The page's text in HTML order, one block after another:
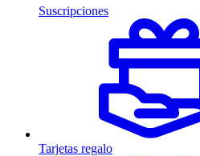
Suscripciones
Tarjetas regalo